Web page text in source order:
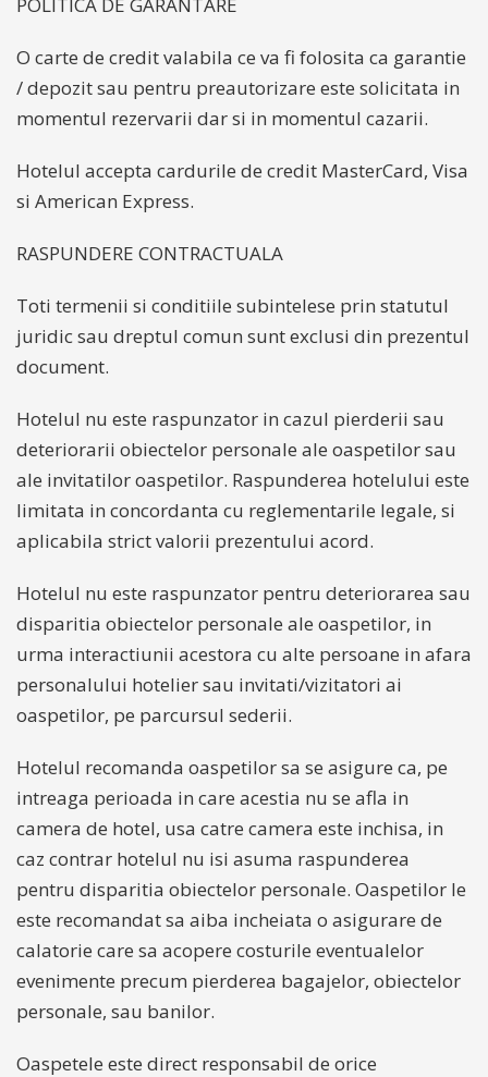
O carte de credit valabila ce va fi folosita ca garantie
/ depozit sau pentru preautorizare este solicitata in
momentul rezervarii dar si in momentul cazarii.
Hotelul accepta cardurile de credit MasterCard, Visa
si American Express.
RASPUNDERE CONTRACTUALA
Toti termenii si conditiile subintelese prin statutul
juridic sau dreptul comun sunt exclusi din prezentul
document.
Hotelul nu este raspunzator in cazul pierderii sau
deteriorarii obiectelor personale ale oaspetilor sau
ale invitatilor oaspetilor. Raspunderea hotelului este
limitata in concordanta cu reglementarile legale, si
aplicabila strict valorii prezentului acord.
Hotelul nu este raspunzator pentru deteriorarea sau
disparitia obiectelor personale ale oaspetilor, in
urma interactiunii acestora cu alte persoane in afara
personalului hotelier sau invitati/vizitatori ai
oaspetilor, pe parcursul sederii.
Hotelul recomanda oaspetilor sa se asigure ca, pe
intreaga perioada in care acestia nu se afla in
camera de hotel, usa catre camera este inchisa, in
caz contrar hotelul nu isi asuma raspunderea
pentru disparitia obiectelor personale. Oaspetilor le
este recomandat sa aiba incheiata o asigurare de
calatorie care sa acopere costurile eventualelor
evenimente precum pierderea bagajelor, obiectelor
personale, sau banilor.
Oaspetele este direct responsabil de orice